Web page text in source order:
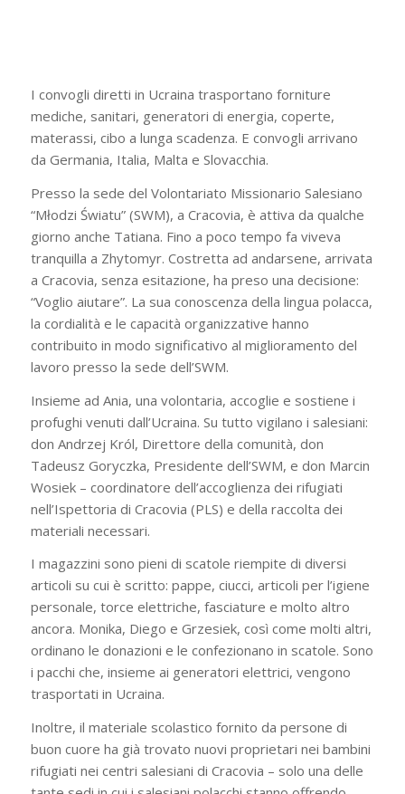
I convogli diretti in Ucraina trasportano forniture
mediche, sanitari, generatori di energia, coperte,
materassi, cibo a lunga scadenza. E convogli arrivano
da Germania, Italia, Malta e Slovacchia.
Presso la sede del Volontariato Missionario Salesiano
“Młodzi Światu” (SWM), a Cracovia, è attiva da qualche
giorno anche Tatiana. Fino a poco tempo fa viveva
tranquilla a Zhytomyr. Costretta ad andarsene, arrivata
a Cracovia, senza esitazione, ha preso una decisione:
“Voglio aiutare”. La sua conoscenza della lingua polacca,
la cordialità e le capacità organizzative hanno
contribuito in modo significativo al miglioramento del
lavoro presso la sede dell’SWM.
Insieme ad Ania, una volontaria, accoglie e sostiene i
profughi venuti dall’Ucraina. Su tutto vigilano i salesiani:
don Andrzej Król, Direttore della comunità, don
Tadeusz Goryczka, Presidente dell’SWM, e don Marcin
Wosiek – coordinatore dell’accoglienza dei rifugiati
nell’Ispettoria di Cracovia (PLS) e della raccolta dei
materiali necessari.
I magazzini sono pieni di scatole riempite di diversi
articoli su cui è scritto: pappe, ciucci, articoli per l’igiene
personale, torce elettriche, fasciature e molto altro
ancora. Monika, Diego e Grzesiek, così come molti altri,
ordinano le donazioni e le confezionano in scatole. Sono
i pacchi che, insieme ai generatori elettrici, vengono
trasportati in Ucraina.
Inoltre, il materiale scolastico fornito da persone di
buon cuore ha già trovato nuovi proprietari nei bambini
rifugiati nei centri salesiani di Cracovia – solo una delle